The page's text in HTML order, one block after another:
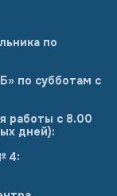
по
по субботам с
работы с 8.00
дней):
4: